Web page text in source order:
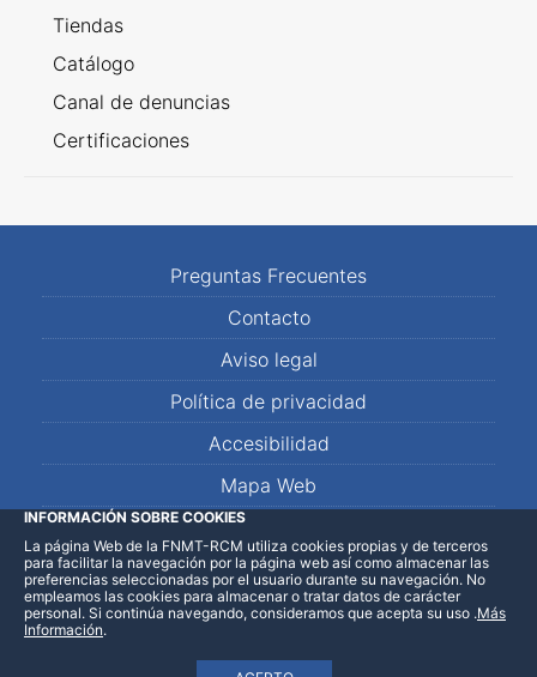
Tiendas
Catálogo
Canal de denuncias
Certificaciones
Preguntas Frecuentes
Contacto
Aviso legal
Política de privacidad
Accesibilidad
Mapa Web
LinkedInFacebookWhatsApp
INFORMACIÓN SOBRE COOKIES
La página Web de la FNMT-RCM utiliza cookies propias y de terceros
para facilitar la navegación por la página web así como almacenar las
preferencias seleccionadas por el usuario durante su navegación. No
empleamos las cookies para almacenar o tratar datos de carácter
personal. Si continúa navegando, consideramos que acepta su uso .Más
Información.